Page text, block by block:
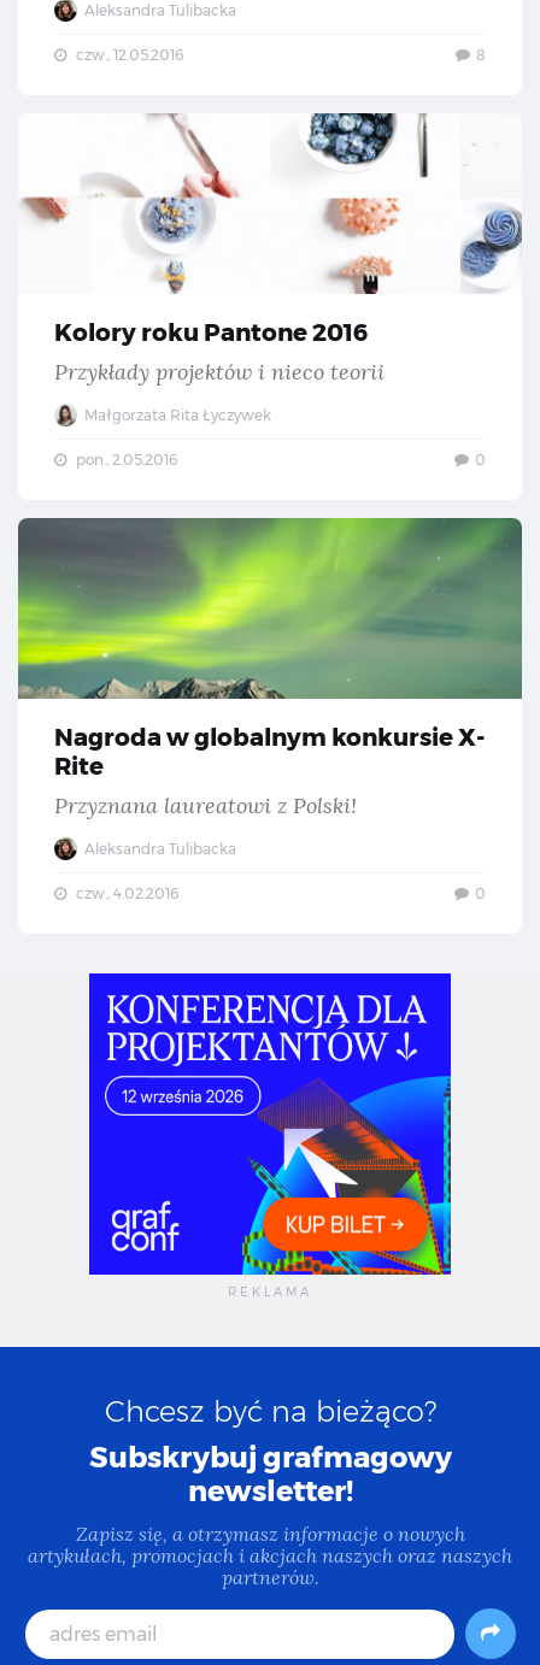
Aleksandra Tulibacka
czw., 12.05.2016 8
Kolory roku Pantone 2016
Przykłady projektów i nieco teorii
Małgorzata Rita Łyczywek
pon., 2.05.2016 0
Nagroda w globalnym konkursie X-
Rite
Przyznana laureatowi z Polski!
Aleksandra Tulibacka
czw., 4.02.2016 0
Chcesz być na bieżąco?
Subskrybuj grafmagowy
newsletter!
Zapisz się, a otrzymasz informacje o nowych
artykułach, promocjach i akcjach naszych oraz naszych
partnerów.